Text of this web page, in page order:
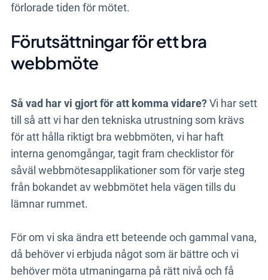
förlorade tiden för mötet.
Förutsättningar för ett bra
webbmöte
Så vad har vi gjort för att komma vidare?Vi har sett
till så att vi har den tekniska utrustning som krävs
för att hålla riktigt bra webbmöten, vi har haft
interna genomgångar, tagit fram checklistor för
såväl webbmötesapplikationer som för varje steg
från bokandet av webbmötet hela vägen tills du
lämnar rummet.
För om vi ska ändra ett beteende och gammal vana,
då behöver vi erbjuda något som är bättre och vi
behöver möta utmaningarna på rätt nivå och få